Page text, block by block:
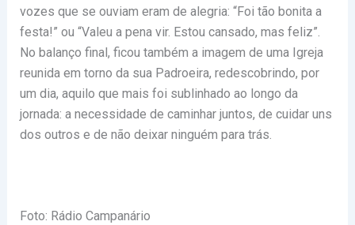
vozes que se ouviam eram de alegria: “Foi tão bonita a
festa!” ou “Valeu a pena vir. Estou cansado, mas feliz”.
No balanço final, ficou também a imagem de uma Igreja
reunida em torno da sua Padroeira, redescobrindo, por
um dia, aquilo que mais foi sublinhado ao longo da
jornada: a necessidade de caminhar juntos, de cuidar uns
dos outros e de não deixar ninguém para trás.
Foto: Rádio Campanário